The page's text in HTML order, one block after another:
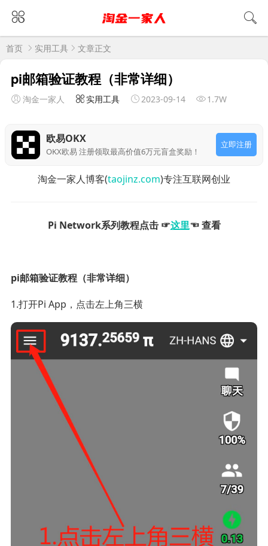
首页 实用工具 文章正文
pi邮箱验证教程（非常详细）
淘金一家人 实用工具 2023-09-14 1.7W
欧易OKX
OKX欧易 注册领取最高价值6万元盲盒奖励！
立即注册
淘金一家人博客(taojinz.com)专注互联网创业
Pi Network系列教程点击 ☞这里☜ 查看
pi邮箱验证教程（非常详细）
1.打开Pi App，点击左上角三横